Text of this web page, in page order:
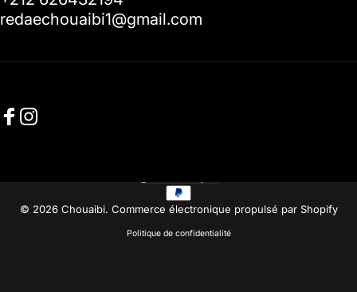
redaechouaibi1@gmail.com
© 2026 Chouaibi. Commerce électronique propulsé par Shopify
Politique de confidentialité
Pays/région